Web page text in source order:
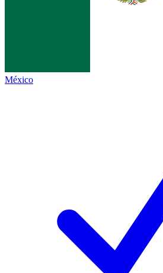
México